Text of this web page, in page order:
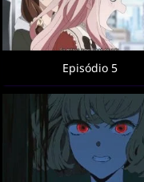
Episódio 5